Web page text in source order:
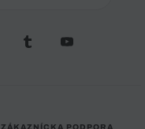
ZÁKAZNÍCKA PODPORA